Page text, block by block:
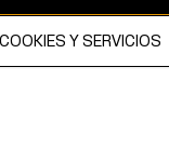
por copyright y es
Y SERVICIOS